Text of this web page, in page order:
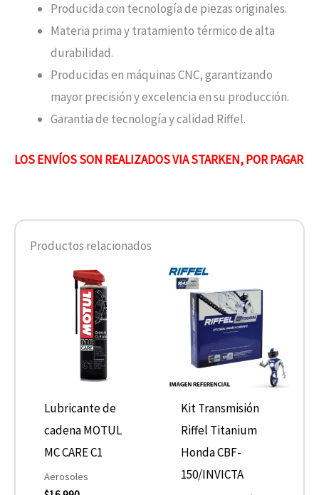
Producida con tecnología de piezas originales.
Materia prima y tratamiento térmico de alta
durabilidad.
Producidas en máquinas CNC, garantizando
mayor precisión y excelencia en su producción.
Garantia de tecnología y calidad Riffel.
LOS ENVÍOS SON REALIZADOS VIA STARKEN, POR PAGAR
Productos relacionados
Lubricante de
cadena MOTUL
MC CARE C1
Aerosoles
Kit Transmisión
Riffel Titanium
Honda CBF-
150/INVICTA